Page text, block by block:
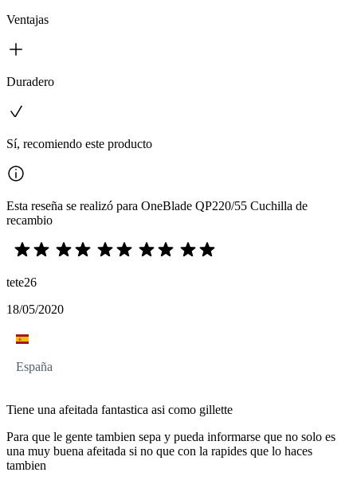
Ventajas
Duradero
Sí, recomiendo este producto
Esta reseña se realizó para OneBlade QP220/55 Cuchilla de
recambio
tete26
18/05/2020
España
Tiene una afeitada fantastica asi como gillette
Para que le gente tambien sepa y pueda informarse que no solo es
una muy buena afeitada si no que con la rapides que lo haces
tambien